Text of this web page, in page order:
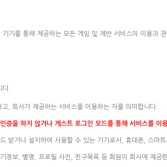
기기를 통해 제공하는 모든 게임 및 제반 서비스의 이용과
.
, 회사가 제공하는 서비스를 이용하는 자를 의미합니다.
증을 하지 않거나 게스트 로그인 모드를 통해 서비스를 이
받거나 설치하여 사용할 수 있는 기기로서, 휴대폰, 스마
정보, 별명, 프로필 사진, 친구목록 등 회원이 회사에 제